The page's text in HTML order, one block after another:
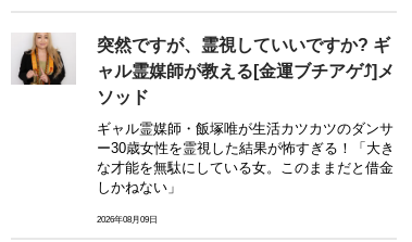
突然ですが、霊視していいですか? ギ
ャル霊媒師が教える[金運ブチアゲ⤴]メ
ソッド
ギャル霊媒師・飯塚唯が生活カツカツのダンサ
ー30歳女性を霊視した結果が怖すぎる！「大き
な才能を無駄にしている女。このままだと借金
しかねない」
2026年08月09日